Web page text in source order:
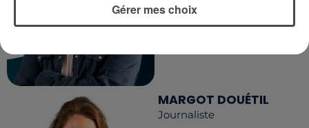
MARGOT DOUÉTIL
Journaliste
Gérer mes choix